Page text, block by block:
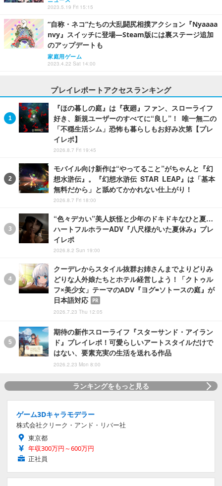
2023.5.19 Fri 15:15
“自称・ネコ”たちの大乱闘尻相撲アクション『Nyaaaa
nvy』スイッチに登場―Steam版には裏ステージ追加
のアップデートも
家庭用ゲーム
2023.4.22 Sat 14:00
プレイレポートアクセスランキング
『ほの暮しの庭』は『夜廻』ファン、スローライフ
好き、新規ユーザーのすべてに“良し”！ 唯一無二の
「不穏生活シム」恐怖も暮らしもお好み次第【プレ
イレポ】
2026.8.7 Fri 19:45
モバイル向け新作は“やってること”がちゃんと『幻
想水滸伝』。『幻想水滸伝 STAR LEAP』は「基本
無料だから」と舐めてかかれない仕上がり！
2026.8.7 Fri 18:00
“色々デカい”美人妖怪と少年のドキドキなひと夏…
ハートフルホラーADV『八尺様がいた夏休み』プレ
イレポ
2026.8.2 Sun 19:00
クーデレからスタイル抜群お姉さんまでよりどりみ
どりな人外娘たちとホテル経営しよう！「クトゥル
フ×美少女」テーマのADV『ヨグ=ソトースの庭』が
日本語対応
PR
2026.7.23 Thu 12:05
期待の新作スローライフ『スターサンド・アイラン
ド』プレイレポ！可愛らしいアートスタイルだけで
はない、要素充実の生活を送れる作品
2026.2.23 Mon 8:00
ランキングをもっと見る
ゲーム3Dキャラモデラー
株式会社クリーク・アンド・リバー社
東京都
年収300万円～600万円
正社員